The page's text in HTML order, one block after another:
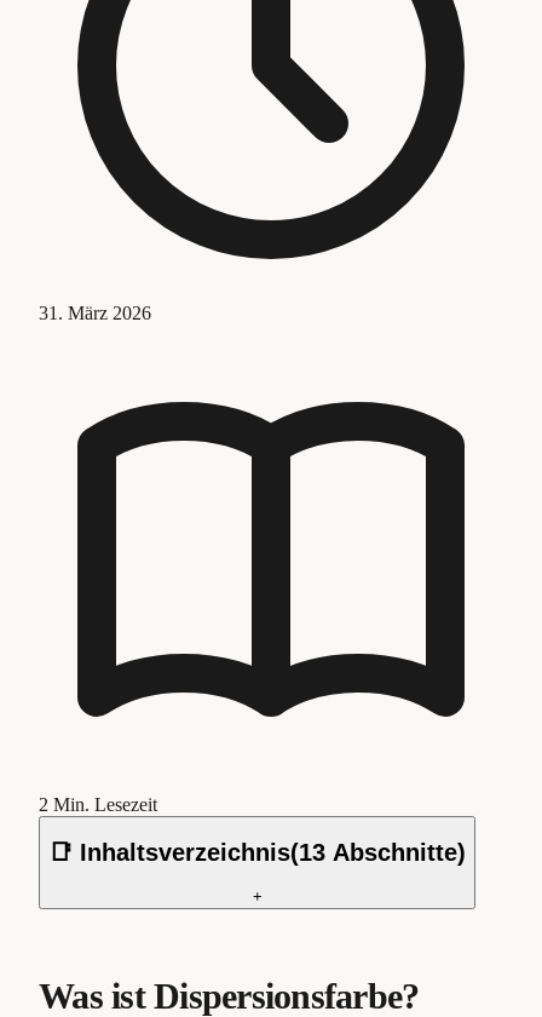
31. März 2026
2 Min. Lesezeit
📑 Inhaltsverzeichnis(13 Abschnitte)
+
Was ist Dispersionsfarbe?